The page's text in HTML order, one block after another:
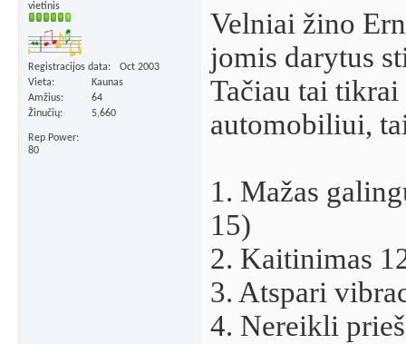
vietinis
Registracijos data
Oct 2003
Vieta
Kaunas
Amžius
64
Žinučių
5,660
Rep Power
80
Velniai žino
jomis darytus
Tačiau tai tikrai
automobiliui,
1. Mažas
15)
2. Kaitinimas
3. Atspari
4. Nereikli